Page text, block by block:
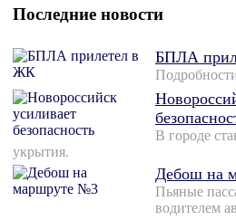
Последние новости
БПЛА
В городе
укрытия.
Дебош на
Пьяные
водителем